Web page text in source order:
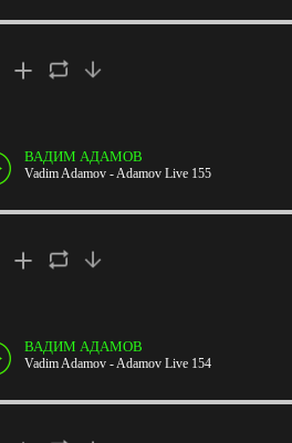
ВАДИМ АДАМОВ
Vadim Adamov - Adamov Live 155
ВАДИМ АДАМОВ
Vadim Adamov - Adamov Live 154